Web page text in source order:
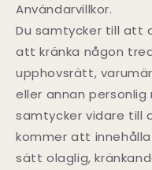
Användarvillkor.
Du samtycker till att
att kränka någon
upphovsrätt,
eller annan
samtycker vidare till
kommer att
sätt olaglig,